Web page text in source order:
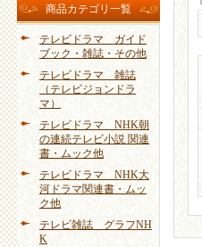
商品カテゴリ一覧
テレビドラマ ガイド
ブック・雑誌・その他
テレビドラマ 雑誌
（テレビジョンドラ
マ）
テレビドラマ NHK朝
の連続テレビ小説 関連
書・ムック他
テレビドラマ NHK大
河ドラマ関連書・ムッ
ク他
テレビ雑誌 グラフNH
K